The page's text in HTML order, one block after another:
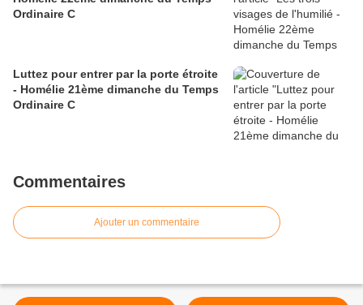
Ordinaire C
Luttez pour entrer par la porte étroite
- Homélie 21ème dimanche du Temps
Ordinaire C
Commentaires
Ajouter un commentaire